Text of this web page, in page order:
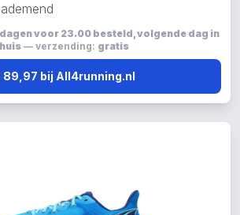
voor 23.00 besteld, volgende dag in
huis— verzending: gratis
89,97 bij All4running.nl